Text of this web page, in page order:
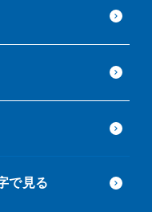
で見る